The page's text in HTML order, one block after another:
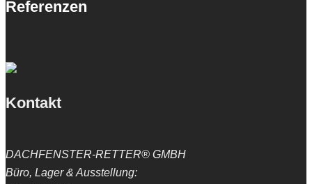
Referenzen
Kontakt
DACHFENSTER-RETTER® GMBH
Büro, Lager & Ausstellung: